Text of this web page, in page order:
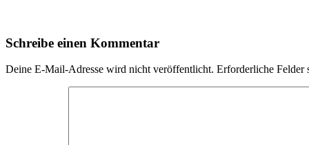
Schreibe einen Kommentar
Deine E-Mail-Adresse wird nicht veröffentlicht. Erforderliche Felder